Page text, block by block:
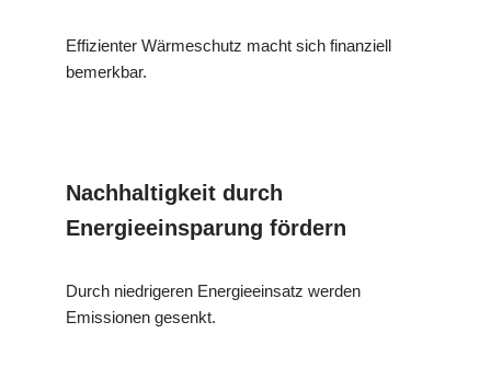
Effizienter Wärmeschutz macht sich finanziell
bemerkbar.
Nachhaltigkeit durch
Energieeinsparung fördern
Durch niedrigeren Energieeinsatz werden
Emissionen gesenkt.